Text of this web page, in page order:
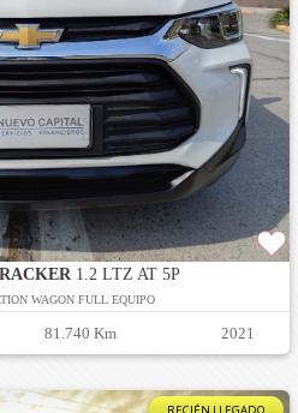
1.2 LTZ AT 5P
WAGON FULL EQUIPO
81.740 Km 2021